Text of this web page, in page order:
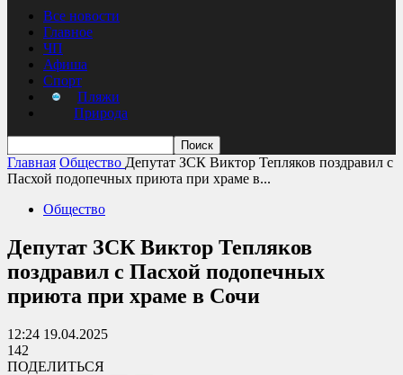
Все новости
Главное
ЧП
Афиша
Спорт
Пляжи
Природа
Главная Общество Депутат ЗСК Виктор Тепляков поздравил с
Пасхой подопечных приюта при храме в...
Общество
Депутат ЗСК Виктор Тепляков
поздравил с Пасхой подопечных
приюта при храме в Сочи
12:24 19.04.2025
142
ПОДЕЛИТЬСЯ